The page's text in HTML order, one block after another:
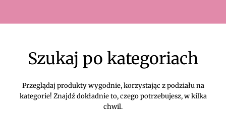
Szukaj po kategoriach
Przeglądaj produkty wygodnie, korzystając z podziału na
kategorie! Znajdź dokładnie to, czego potrzebujesz, w kilka
chwil.